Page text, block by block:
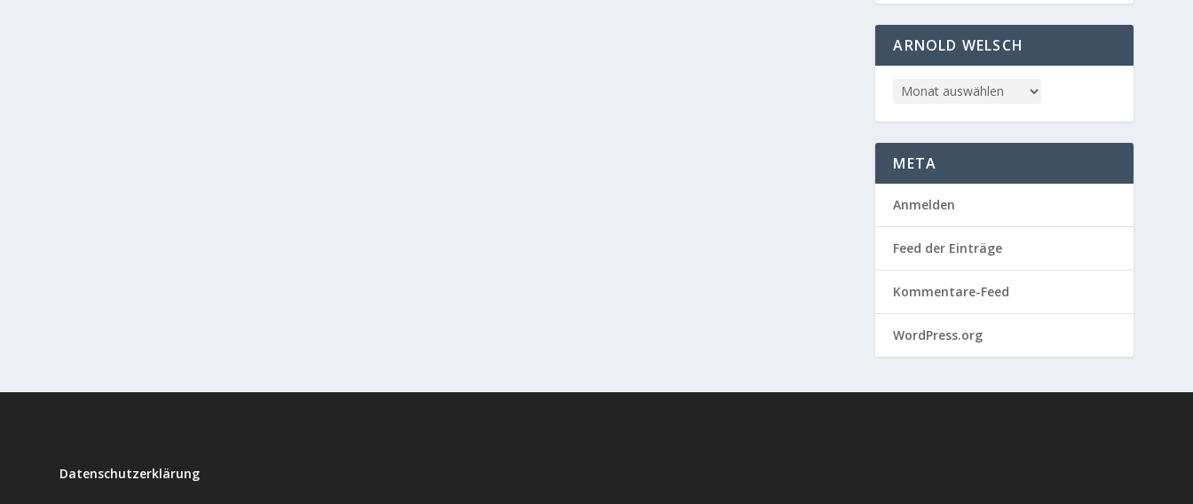
ARNOLD WELSCH
META
Anmelden
Feed der Einträge
Kommentare-Feed
WordPress.org
Datenschutzerklärung